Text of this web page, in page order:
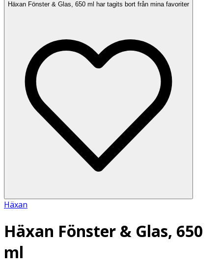
Häxan Fönster & Glas, 650 ml har tagits bort från mina favoriter
Häxan
Häxan Fönster & Glas, 650
ml